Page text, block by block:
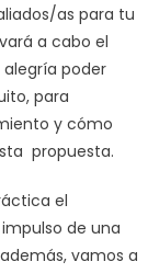
as para tu
a cabo el
alegría poder
para
y cómo
propuesta.
el
de una
vamos a